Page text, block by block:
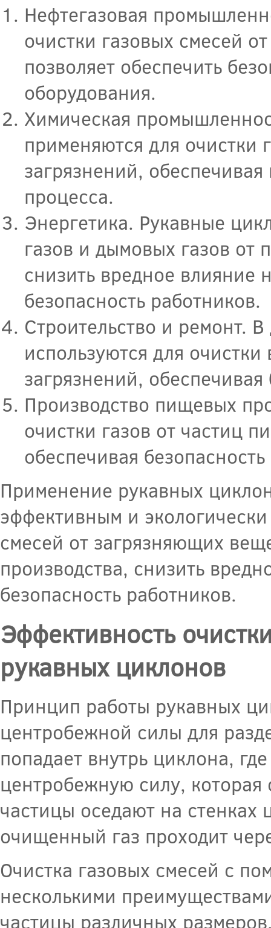
Нефтегазовая
очистки газовых смесей
позволяет обеспечить
оборудования.
Химическая
применяются для очистки
загрязнений,
процесса.
Энергетика. Рукавные
газов и дымовых газов от
снизить вредное
безопасность работников.
Строительство и ремонт.
используются для
загрязнений,
Производство пищевых
очистки газов от частиц
обеспечивая
Применение рукавных
эффективным и
смесей от загрязняющих
производства, снизить
безопасность работников.
Эффективность
рукавных циклонов
Принцип работы рукавных
центробежной силы для
попадает внутрь циклона,
центробежную силу, которая
частицы оседают на стенках
очищенный газ проходит
Очистка газовых смесей с
несколькими
частицы различных